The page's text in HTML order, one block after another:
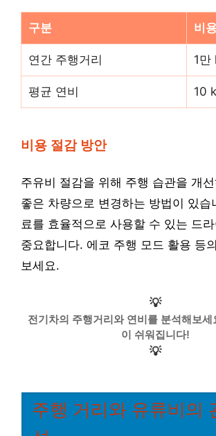
구분 비
연간 주행거리 1만
평균 연비 10
비용 절감 방안
주유비 절감을 위해 주행 습관을 개
좋은 차량으로 변경하는 방법이 있습
료를 효율적으로 사용할 수 있는 드
중요합니다. 에코 주행 모드 활용 등
보세요.
💡
전기차의 주행거리와 연비를 분석해보세
이 쉬워집니다!
💡
주행 거리와 유류비의